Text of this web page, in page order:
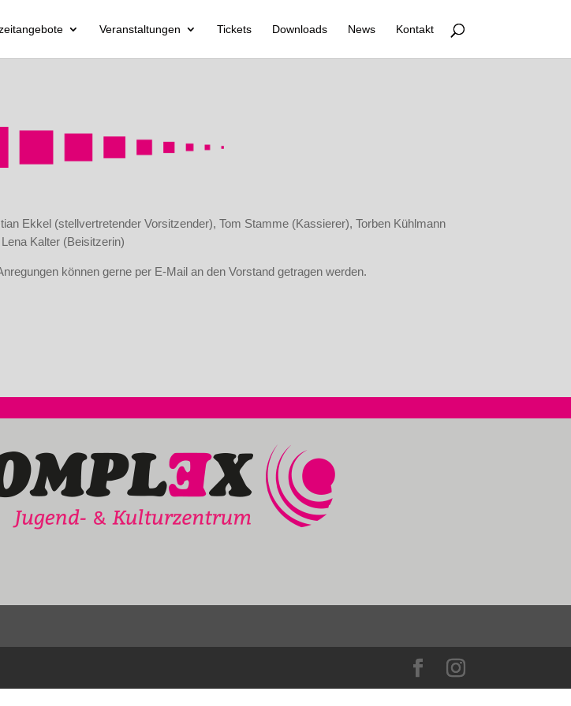
Veranstaltungen Tickets Downloads News Kontakt
Ekkel (stellvertretender Vorsitzender), Tom Stamme (Kassierer), Torben Kühlmann
Kalter (Beisitzerin)
können gerne per E-Mail an den Vorstand getragen werden.